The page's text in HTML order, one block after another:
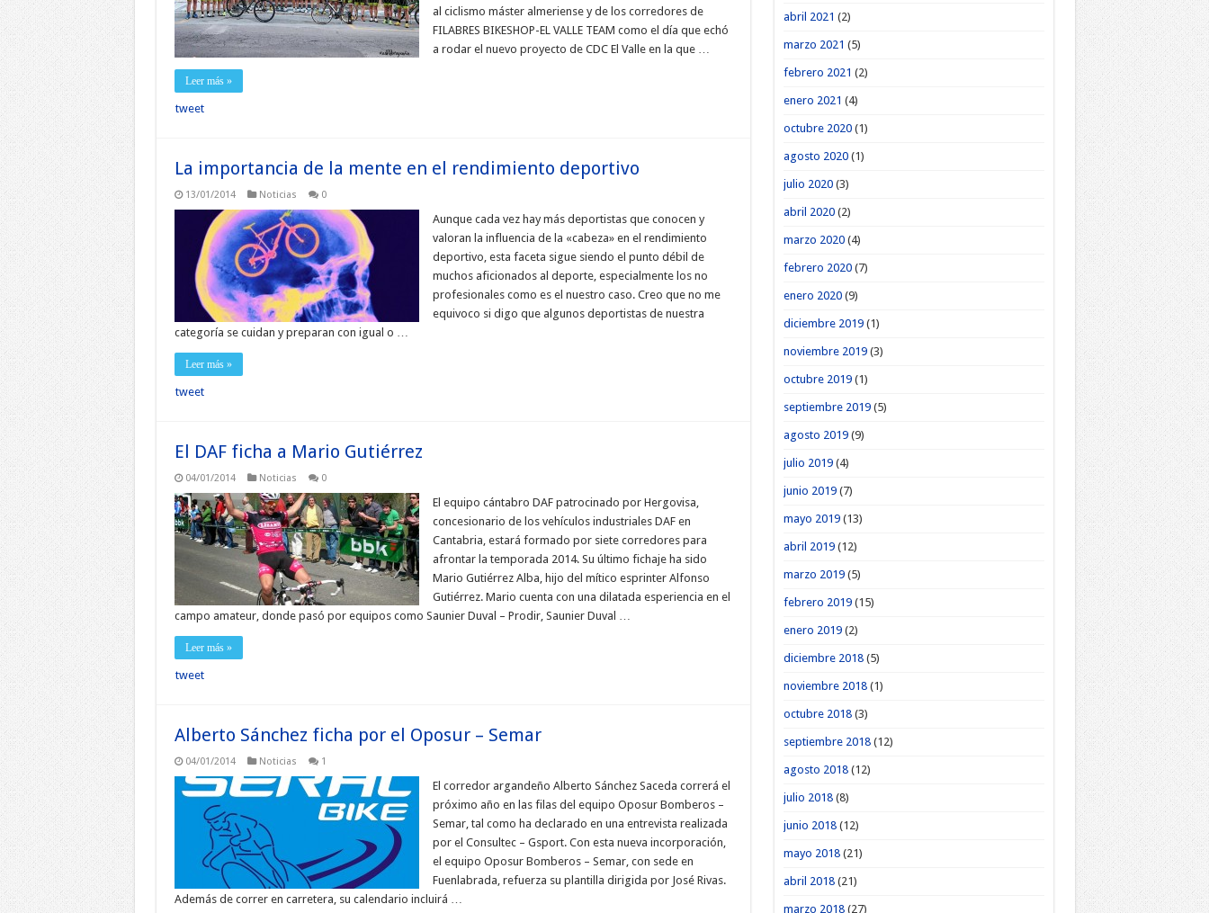
al ciclismo máster almeriense y de los corredores de
FILABRES BIKESHOP-EL VALLE TEAM como el día que echó
a rodar el nuevo proyecto de CDC El Valle en la que …
Leer más »
tweet
La importancia de la mente en el rendimiento deportivo
13/01/2014 Noticias 0
Aunque cada vez hay más deportistas que conocen y
valoran la influencia de la «cabeza» en el rendimiento
deportivo, esta faceta sigue siendo el punto débil de
muchos aficionados al deporte, especialmente los no
profesionales como es el nuestro caso. Creo que no me
equivoco si digo que algunos deportistas de nuestra
categoría se cuidan y preparan con igual o …
Leer más »
tweet
El DAF ficha a Mario Gutiérrez
04/01/2014 Noticias 0
El equipo cántabro DAF patrocinado por Hergovisa,
concesionario de los vehículos industriales DAF en
Cantabria, estará formado por siete corredores para
afrontar la temporada 2014. Su último fichaje ha sido
Mario Gutiérrez Alba, hijo del mítico esprinter Alfonso
Gutiérrez. Mario cuenta con una dilatada esperiencia en el
campo amateur, donde pasó por equipos como Saunier Duval – Prodir, Saunier Duval …
Leer más »
tweet
Alberto Sánchez ficha por el Oposur – Semar
04/01/2014 Noticias 1
El corredor argandeño Alberto Sánchez Saceda correrá el
próximo año en las filas del equipo Oposur Bomberos –
Semar, tal como ha declarado en una entrevista realizada
por el Consultec – Gsport. Con esta nueva incorporación,
el equipo Oposur Bomberos – Semar, con sede en
Fuenlabrada, refuerza su plantilla dirigida por José Rivas.
Además de correr en carretera, su calendario incluirá …
abril 2021 (2)
marzo 2021 (5)
febrero 2021 (2)
enero 2021 (4)
octubre 2020(1)
agosto 2020(1)
julio 2020(3)
abril 2020(2)
marzo 2020(4)
febrero 2020(7)
enero 2020(9)
diciembre 2019(1)
noviembre 2019(3)
octubre 2019(1)
septiembre 2019(5)
agosto 2019(9)
julio 2019(4)
junio 2019(7)
mayo 2019(13)
abril 2019(12)
marzo 2019(5)
febrero 2019(15)
enero 2019(2)
diciembre 2018(5)
noviembre 2018(1)
octubre 2018(3)
septiembre 2018(12)
agosto 2018(12)
julio 2018(8)
junio 2018(12)
mayo 2018(21)
abril 2018(21)
marzo 2018(27)